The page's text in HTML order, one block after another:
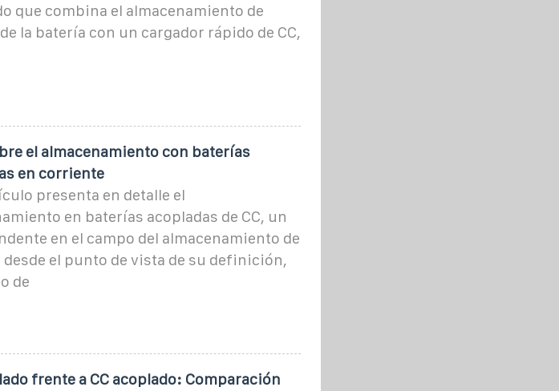
que combina el almacenamiento de
la batería con un cargador rápido de CC,
el almacenamiento con baterías
en corriente
presenta en detalle el
en baterías acopladas de CC, un
en el campo del almacenamiento de
desde el punto de vista de su definición,
de
frente a CC acoplado: Comparación